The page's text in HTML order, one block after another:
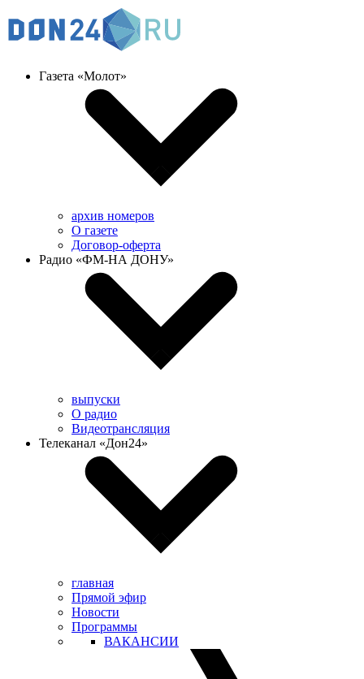
Газета «Молот»
архив номеров
О газете
Договор-оферта
Радио «ФМ-НА ДОНУ»
выпуски
О радио
Видеотрансляция
Телеканал «Дон24»
главная
Прямой эфир
Новости
Программы
ВАКАНСИИ